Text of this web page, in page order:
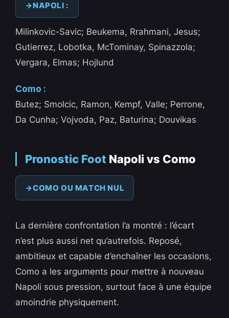
NAPOLI :
Milinkovic-Savic; Beukema, Rrahmani, Jesus;
Gutierrez, Lobotka, McTominay, Spinazzola;
Vergara, Elmas; Hojlund
Como :
Butez; Smolcic, Ramon, Kempf, Valle; Perrone,
Da Cunha; Vojvoda, Paz, Baturina; Douvikas
Pronostic Foot Napoli vs Como
COMO OU MATCH NUL
La dernière confrontation l’a montré : l’écart
n’est plus aussi net qu’autrefois. Reposé,
ambitieux et capable d’enchaîner les occasions,
Como a les arguments pour mettre à nouveau
Napoli sous pression, surtout face à une équipe
amoindrie physiquement.